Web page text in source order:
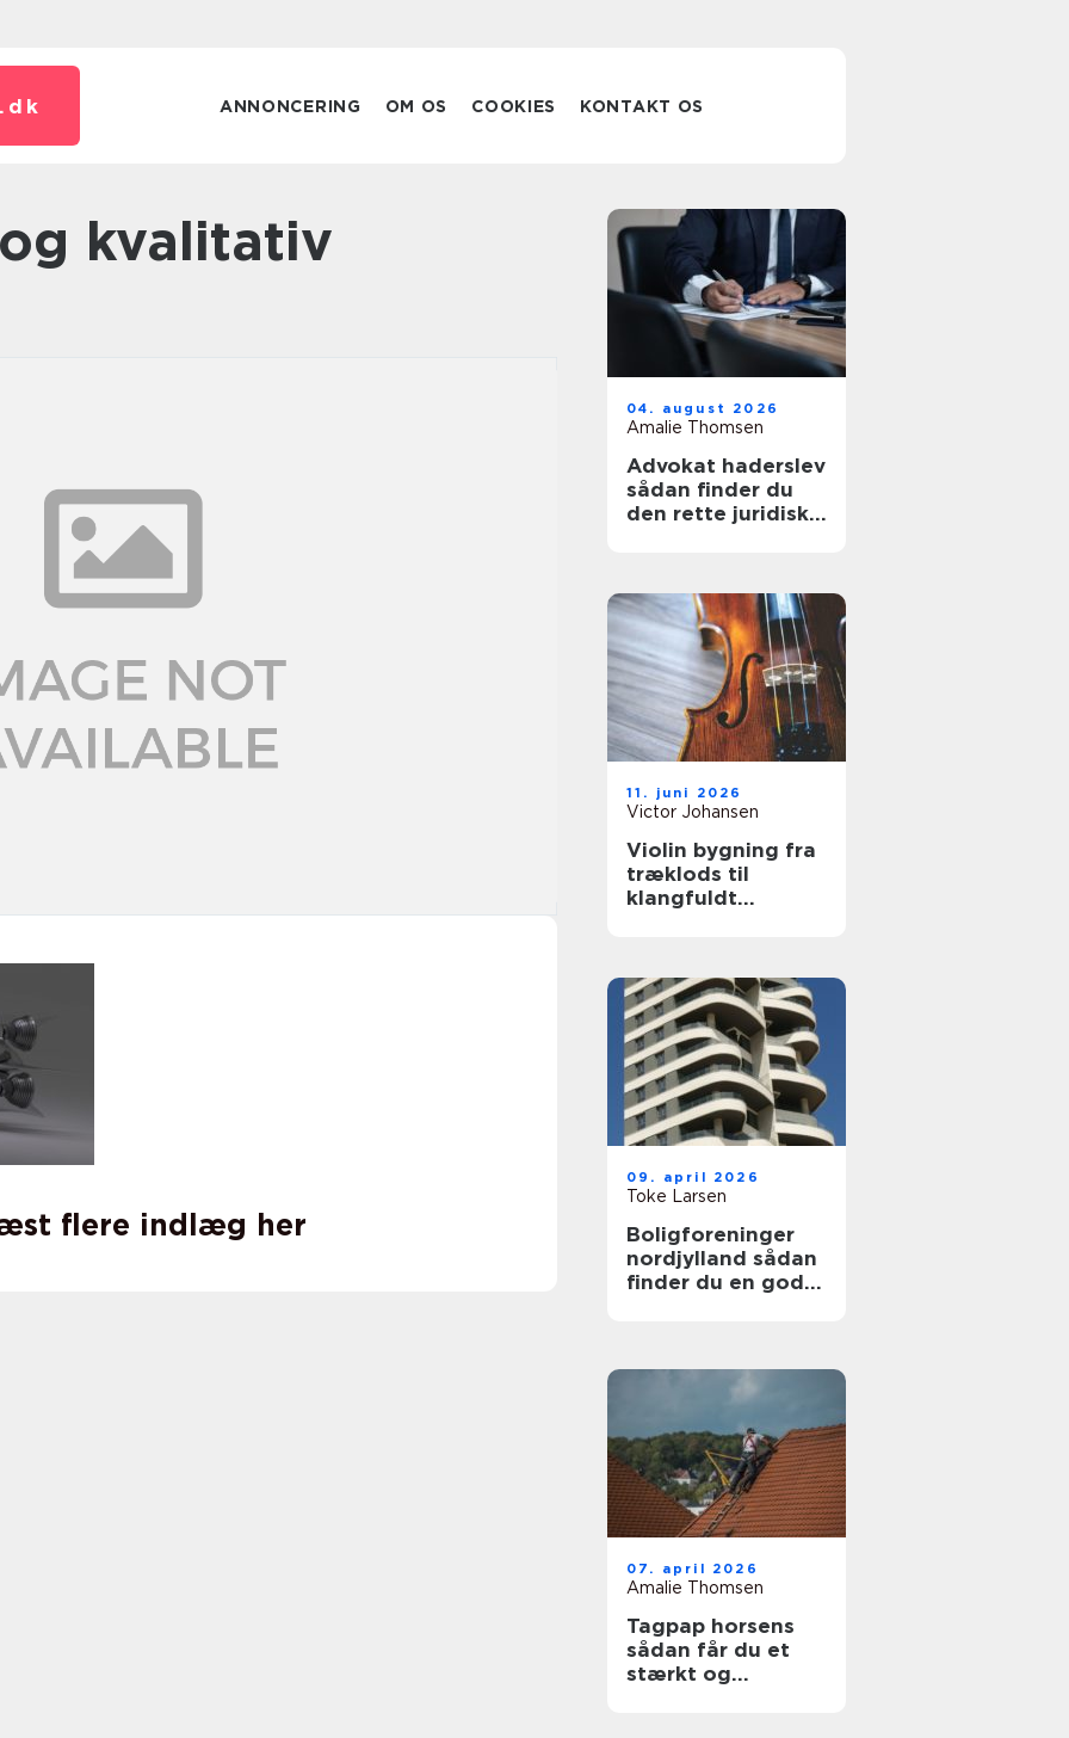
dk ANNONCERING OM OS COOKIES KONTAKT OS
kvalitativ
flere indlæg her
04. august 2026
Amalie Thomsen
Advokat haderslev
sådan finder du
den rette juridiske
11. juni 2026
Victor Johansen
Violin bygning fra
træklods til
klangfuldt
09. april 2026
Toke Larsen
Boligforeninger
nordjylland sådan
finder du en god
07. april 2026
Amalie Thomsen
Tagpap horsens
sådan får du et
stærkt og